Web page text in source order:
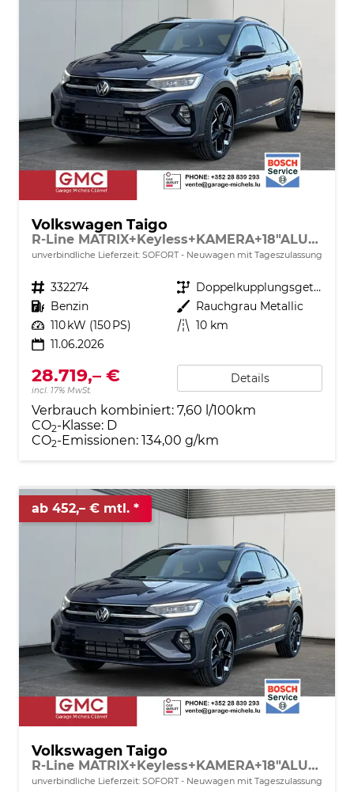
Volkswagen Taigo
R-Line MATRIX+Keyless+KAMERA+18"ALU+ACC+SHZ
unverbindliche Lieferzeit: SOFORT Neuwagen mit Tageszulassung
Fahrzeugnr. 332274 Getriebe
Doppelkupplungsgetriebe (DSG)
Kraftstoff Benzin Außenfarbe Rauchgrau Metallic
Leistung 110 kW (150 PS) Kilometerstand 10 km
11.06.2026
28.719,– €
incl. 17% MwSt.
Details
Verbrauch kombiniert: 7,60 l/100km
CO2-Klasse: D
CO2-Emissionen: 134,00 g/km
ab 452,– € mtl.
Volkswagen Taigo
R-Line MATRIX+Keyless+KAMERA+18"ALU+ACC+SHZ
unverbindliche Lieferzeit: SOFORT Neuwagen mit Tageszulassung